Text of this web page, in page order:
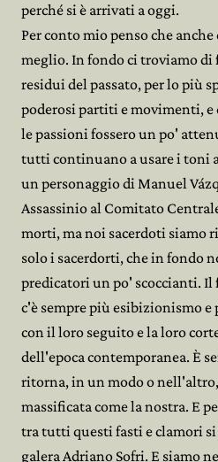
perché si è arrivati a oggi.
Per conto mio penso che
meglio. In fondo ci troviamo di
residui del passato, per lo più
poderosi partiti e movimenti, e
le passioni fossero un po'
tutti continuano a usare i toni
un personaggio di Manuel
Assassinio al Comitato
morti, ma noi sacerdoti siamo
solo i sacerdorti, che in fondo
predicatori un po' scoccianti.
c'è sempre più esibizionismo
con il loro seguito e la loro
dell'epoca contemporanea. È
ritorna, in un modo o
massificata come la nostra. E
tra tutti questi fasti e clamori
galera Adriano Sofri. E siamo